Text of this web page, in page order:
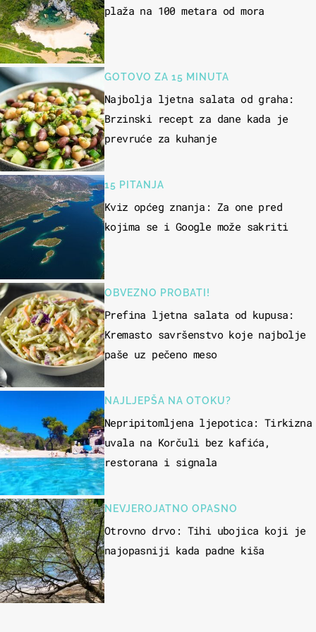
plaža na 100 metara od mora
GOTOVO ZA 15 MINUTA
Najbolja ljetna salata od graha:
Brzinski recept za dane kada je
prevruće za kuhanje
15 PITANJA
Kviz općeg znanja: Za one pred
kojima se i Google može sakriti
OBVEZNO PROBATI!
Prefina ljetna salata od kupusa:
Kremasto savršenstvo koje najbolje
paše uz pečeno meso
NAJLJEPŠA NA OTOKU?
Nepripitomljena ljepotica: Tirkizna
uvala na Korčuli bez kafića,
restorana i signala
NEVJEROJATNO OPASNO
Otrovno drvo: Tihi ubojica koji je
najopasniji kada padne kiša